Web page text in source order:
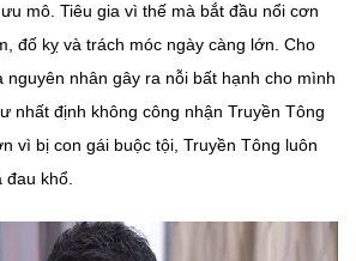
mô. Tiêu gia vì thế mà bắt đầu nổi cơn
đố kỵ và trách móc ngày càng lớn. Cho
nguyên nhân gây ra nỗi bất hạnh cho mình
nhất định không công nhận Truyền Tông
vì bị con gái buộc tội, Truyền Tông luôn
đau khổ.